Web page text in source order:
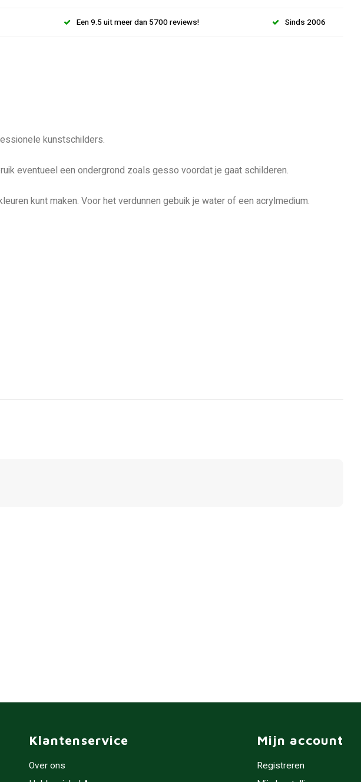
Een 9.5 uit meer dan 5700 reviews! Sinds 2006
kunstschilders.
eventueel een ondergrond zoals gesso voordat je gaat schilderen.
kunt maken. Voor het verdunnen gebuik je water of een acrylmedium.
Klantenservice
Over ons
Mijn account
Registreren